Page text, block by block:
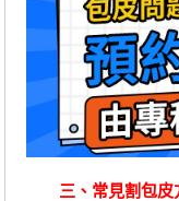
三、常見割包皮